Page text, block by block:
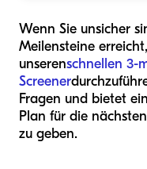
Wenn Sie unsicher
Meilensteine
unserenschnellen 3-
Screener
Fragen und bietet
Plan für die
zu geben.